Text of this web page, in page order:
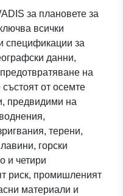
Tarcu,
—
и Sari-
за плановете за
всички
спецификации за
данни,
на
от осемте
предвидими на
терени,
горски
и четири
риск, промишленият
материали и